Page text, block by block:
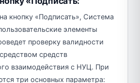
кнопку «Подписать», Система
элементы
проверку валидности
средств
взаимодействия с НУЦ. При
три основных параметра: